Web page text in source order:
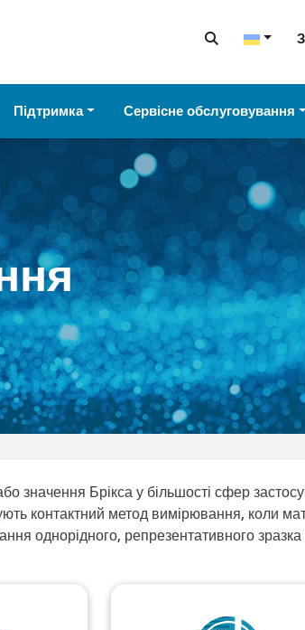
Підтримка Сервісне обслуговування
значення Брікса у більшості сфер
контактний метод вимірювання, коли
однорідного, репрезентативного